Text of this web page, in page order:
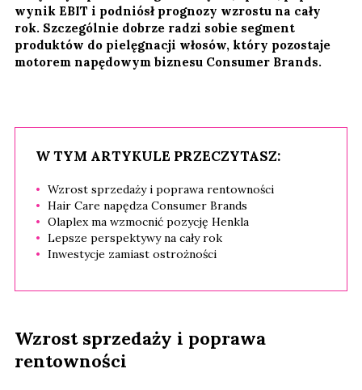
wynik EBIT i podniósł prognozy wzrostu na cały
rok. Szczególnie dobrze radzi sobie segment
produktów do pielęgnacji włosów, który pozostaje
motorem napędowym biznesu Consumer Brands.
W TYM ARTYKULE PRZECZYTASZ:
Wzrost sprzedaży i poprawa rentowności
Hair Care napędza Consumer Brands
Olaplex ma wzmocnić pozycję Henkla
Lepsze perspektywy na cały rok
Inwestycje zamiast ostrożności
Wzrost sprzedaży i poprawa
rentowności